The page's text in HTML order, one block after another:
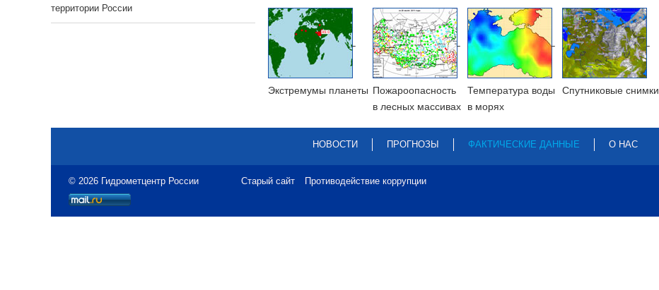
Экстремумы планеты Пожароопасность
в лесных массивах
Температура воды
в морях
Cпутниковые снимки
территории России
НОВОСТИ ПРОГНОЗЫ ФАКТИЧЕСКИЕ ДАННЫЕ О НАС
© 2026 Гидрометцентр России Старый сайт Противодействие коррупции